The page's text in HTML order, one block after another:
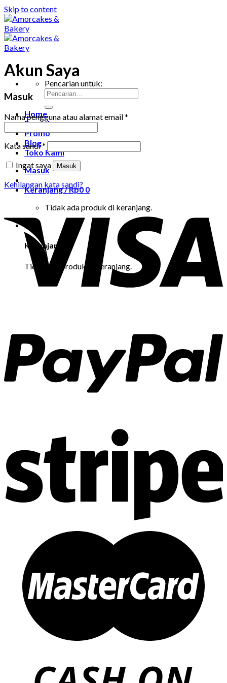
Skip to content
Pencarian untuk:
Home
Produk
Promo
Blog
Toko Kami
Masuk
Keranjang /Rp0 0
Tidak ada produk di keranjang.
0
Keranjang
Tidak ada produk di keranjang.
Akun Saya
Masuk
Nama pengguna atau alamat email*
Kata sandi*
Ingat saya
Masuk
Kehilangan kata sandi?